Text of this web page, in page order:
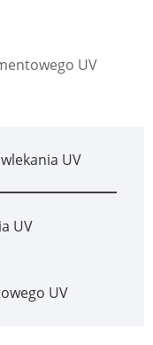
UV
UV
UV
UV